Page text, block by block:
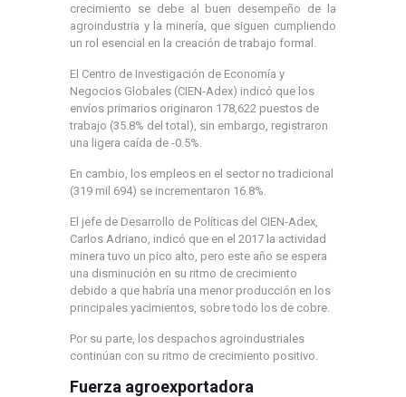
crecimiento se debe al buen desempeño de la
agroindustria y la minería, que siguen cumpliendo
un rol esencial en la creación de trabajo formal.
El Centro de Investigación de Economía y
Negocios Globales (CIEN-Adex) indicó que los
envíos primarios originaron 178,622 puestos de
trabajo (35.8% del total), sin embargo, registraron
una ligera caída de -0.5%.
En cambio, los empleos en el sector no tradicional
(319 mil 694) se incrementaron 16.8%.
El jefe de Desarrollo de Políticas del CIEN-Adex,
Carlos Adriano, indicó que en el 2017 la actividad
minera tuvo un pico alto, pero este año se espera
una disminución en su ritmo de crecimiento
debido a que habría una menor producción en los
principales yacimientos, sobre todo los de cobre.
Por su parte, los despachos agroindustriales
continúan con su ritmo de crecimiento positivo.
Fuerza agroexportadora